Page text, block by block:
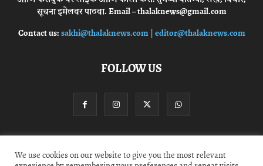
सूचना इमेलवर पाठवा. Email – thalaknews@gmail.com
Contact us:sakhi@thalaknews.com | editor@thalaknews.com
FOLLOW US
Privacy Policy Contact Us
We use cookies on our website to give you the most relevant